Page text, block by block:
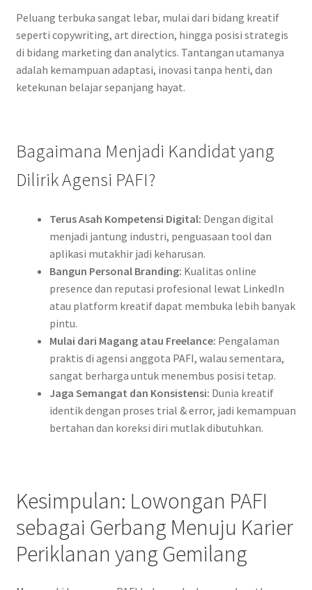
Peluang terbuka sangat lebar, mulai dari bidang kreatif
seperti copywriting, art direction, hingga posisi strategis
di bidang marketing dan analytics. Tantangan utamanya
adalah kemampuan adaptasi, inovasi tanpa henti, dan
ketekunan belajar sepanjang hayat.
Bagaimana Menjadi Kandidat yang
Dilirik Agensi PAFI?
Terus Asah Kompetensi Digital: Dengan digital
menjadi jantung industri, penguasaan tool dan
aplikasi mutakhir jadi keharusan.
Bangun Personal Branding: Kualitas online
presence dan reputasi profesional lewat LinkedIn
atau platform kreatif dapat membuka lebih banyak
pintu.
Mulai dari Magang atau Freelance: Pengalaman
praktis di agensi anggota PAFI, walau sementara,
sangat berharga untuk menembus posisi tetap.
Jaga Semangat dan Konsistensi: Dunia kreatif
identik dengan proses trial & error, jadi kemampuan
bertahan dan koreksi diri mutlak dibutuhkan.
Kesimpulan: Lowongan PAFI
sebagai Gerbang Menuju Karier
Periklanan yang Gemilang